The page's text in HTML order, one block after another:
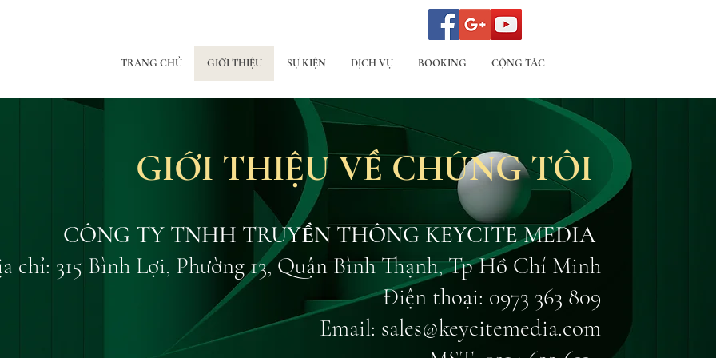
TRANG CHỦ GIỚI THIỆU SỰ KIỆN DỊCH VỤ BOOKING CỘNG TÁC
GIỚI THIỆU VỀ CHÚNG TÔI
CÔNG TY TNHH TRUYỀN THÔNG KEYCITE MEDIA
chỉ: 315 Bình Lợi, Phường 13, Quận Bình Thạnh, Tp Hồ Chí Minh
Điện thoại: 0973 363 809
​Email: sales@keycitemedia.com